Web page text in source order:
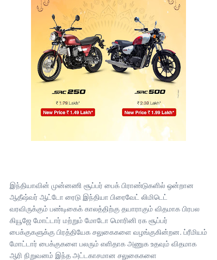
இந்தியாவின் முன்னணி சூப்பர் பைக் பிராண்டுகளில் ஒன்றான
ஆதீஷ்வர் ஆட்டோ ரைடு இந்தியா பிரைவேட் லிமிடெட்
வரவிருக்கும் பண்டிகைக் காலத்திற்கு தயாராகும் விதமாக பிரபல
கியூஜே மோட்டார் மற்றும் மோடோ மொரினி ரக சூப்பர்
பைக்குகளுக்கு பிரத்தியேக சலுகைகளை வழங்குகின்றன. ப்ரீமியம்
மோட்டார் பைக்குகளை பலரும் எளிதாக அணுக உதவும் விதமாக
ஆரி நிறுவனம் இந்த அட்டகாசமான சலுகைகளை